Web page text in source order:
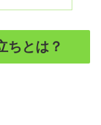
ちとは？